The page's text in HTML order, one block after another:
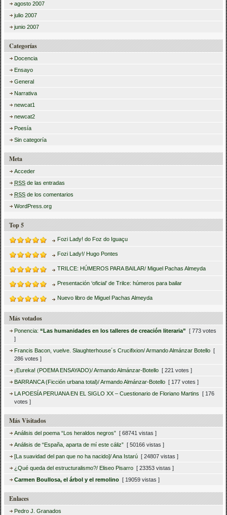
agosto 2007
julio 2007
junio 2007
Categorías
Docencia
Ensayo
General
Narrativa
newcat1
newcat2
Poesía
Sin categoría
Meta
Acceder
RSS de las entradas
RSS de los comentarios
WordPress.org
Top 5
Fozi Lady! do Foz do Iguaçu
Fozi Lady!/ Hugo Pontes
TRILCE: HÚMEROS PARA BAILAR/ Miguel Pachas Almeyda
Presentación ‘oficial’ de Trilce: húmeros para bailar
Nuevo libro de Miguel Pachas Almeyda
Más votados
Ponencia:“Las humanidades en los talleres de creación literaria”
[ 773 votes
]
Francis Bacon, vuelve. Slaughterhouse´s Crucifixion/ Armando Almánzar Botello [
286 votes ]
¡Eureka! (POEMA ENSAYADO)/ Armando Almánzar-Botello [ 221 votes ]
BARRANCA (Ficción urbana total)/ Armando Almánzar-Botello [ 177 votes ]
LA POESÍA PERUANA EN EL SIGLO XX – Cuestionario de Floriano Martins
[ 176
votes ]
Más Visitados
Análisis del poema “Los heraldos negros” [ 68741 vistas ]
Análisis de “España, aparta de mí este cáliz” [ 50166 vistas ]
[La suavidad del pan que no ha nacido]/ Ana Istarú [ 24807 vistas ]
¿Qué queda del estructuralismo?/ Eliseo Pisarro [ 23353 vistas ]
Carmen Boullosa, el árbol y el remolino [ 19059 vistas ]
Enlaces
Pedro J. Granados